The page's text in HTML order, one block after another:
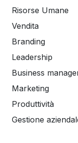
Risorse Umane
Vendita
Branding
Leadership
Business
Marketing
Produttività
Gestione